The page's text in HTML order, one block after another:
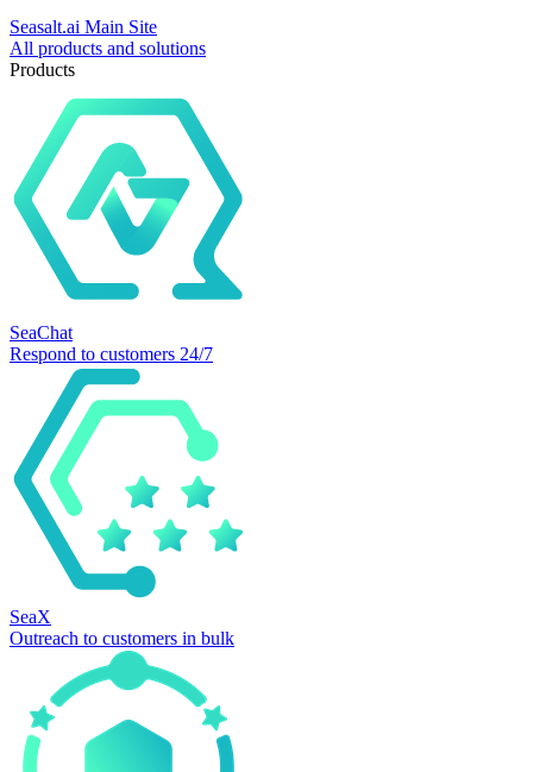
Seasalt.ai Main Site
All products and solutions
Products
SeaChat
Respond to customers 24/7
SeaX
Outreach to customers in bulk